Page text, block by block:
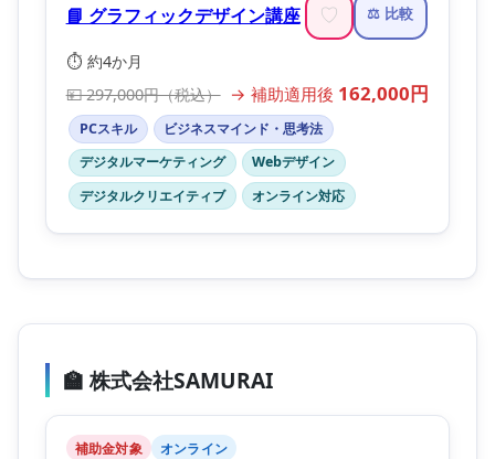
📘 グラフィックデザイン講座 ♡ ⚖️ 比較
⏱️ 約4か月
💴 297,000円（税込） → 補助適用後 162,000円
PCスキル
ビジネスマインド・思考法
デジタルマーケティング
Webデザイン
デジタルクリエイティブ
オンライン対応
🏫 株式会社SAMURAI
補助金対象 オンライン